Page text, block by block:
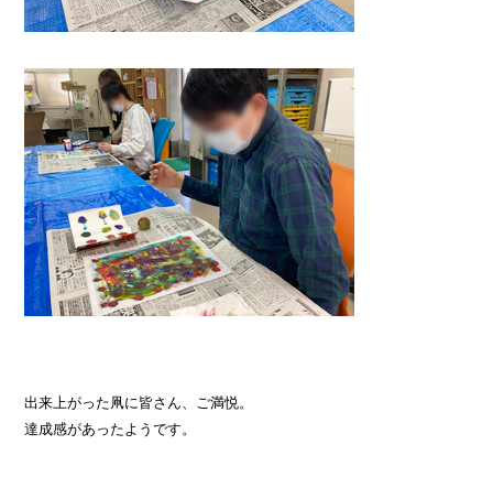
出来上がった凧に皆さん、ご満悦。
達成感があったようです。